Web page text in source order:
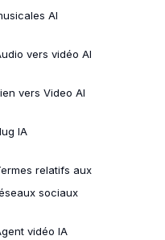
AI
vers vidéo AI
vers Video AI
IA
relatifs aux
sociaux
vidéo IA